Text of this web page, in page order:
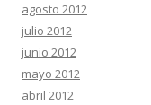
agosto 2012
julio 2012
junio 2012
mayo 2012
abril 2012